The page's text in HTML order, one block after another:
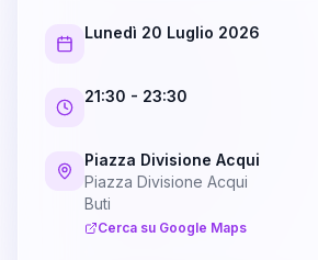
Lunedì 20 Luglio 2026
21:30 - 23:30
Piazza Divisione Acqui
Piazza Divisione Acqui
Buti
Cerca su Google Maps